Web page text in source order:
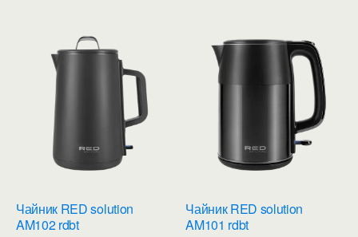
Чайник RED solution
AM102 rdbt
Чайник RED solution
AM101 rdbt